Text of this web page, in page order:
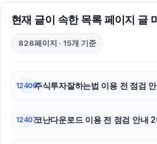
현재 글이 속한 목록 페이지 글
828페이지 · 15개 기준
12406주식투자잘하는법 이용 전 점검
12407코난다운로드 이용 전 점검 안